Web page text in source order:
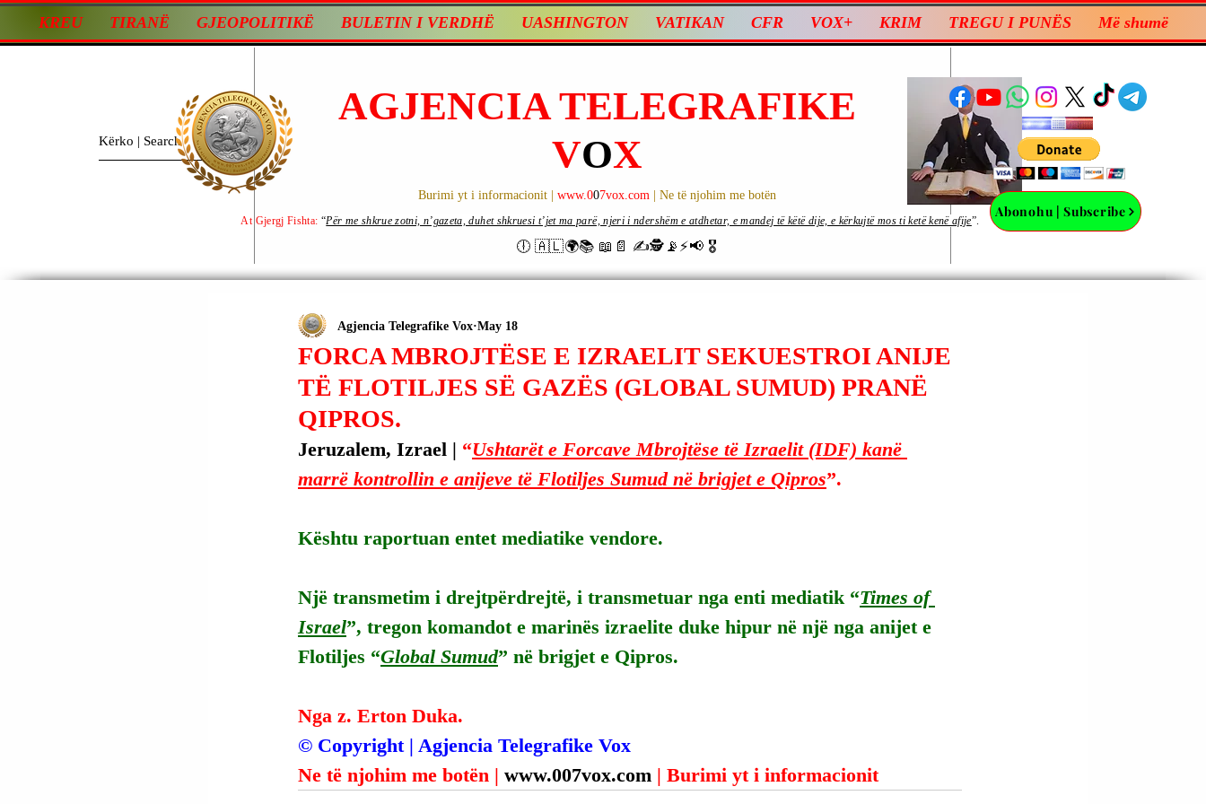
KREU TIRANË GJEOPOLITIKË BULETIN I VERDHË UASHINGTON VATIKAN CFR VOX+ KRIM TREGU I PUNËS Më shumë
AGJENCIA TELEGRAFIKE
VOX
Burimi yt i informacionit | www.007vox.com | Ne të njohim me botën
🕕 🇦🇱🌍📚 📖📄 ✍🕵️📡⚡️📢 🎖
Abonohu | Subscribe
At Gjergj Fishta: “Për me shkrue zotni, n’gazeta, duhet shkruesi t’jet ma parë, njeri i ndershëm e atdhetar, e mandej të këtë dije, e kërkujtë mos ti ketë kenë afije”.
FORCA MBROJTËSE E IZRAELIT SEKUESTROI ANIJE
TË FLOTILJES SË GAZËS (GLOBAL SUMUD) PRANË
QIPROS.
Agjencia Telegrafike Vox May 18
Jeruzalem, Izrael | “Ushtarët e Forcave Mbrojtëse të Izraelit (IDF) kanë
marrë kontrollin e anijeve të Flotiljes Sumud në brigjet e Qipros”.
Kështu raportuan entet mediatike vendore.
Një transmetim i drejtpërdrejtë, i transmetuar nga enti mediatik “Times of
Israel”, tregon komandot e marinës izraelite duke hipur në një nga anijet e
Flotiljes “Global Sumud” në brigjet e Qipros.
Nga z. Erton Duka.
© Copyright | Agjencia Telegrafike Vox
Ne të njohim me botën | www.007vox.com | Burimi yt i informacionit